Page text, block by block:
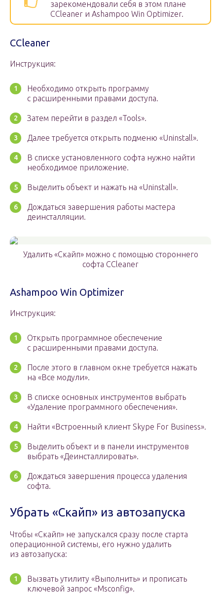
зарекомендовали себя в этом плане
CCleaner и Ashampoo Win Optimizer.
CCleaner
Инструкция:
Необходимо открыть программу
с расширенными правами доступа.
Затем перейти в раздел «Tools».
Далее требуется открыть подменю «Uninstall».
В списке установленного софта нужно найти
необходимое приложение.
Выделить объект и нажать на «Uninstall».
Дождаться завершения работы мастера
деинсталляции.
Удалить «Скайп» можно с помощью стороннего
софта CCleaner
Ashampoo Win Optimizer
Инструкция:
Открыть программное обеспечение
с расширенными правами доступа.
После этого в главном окне требуется нажать
на «Все модули».
В списке основных инструментов выбрать
«Удаление программного обеспечения».
Найти «Встроенный клиент Skype For Business».
Выделить объект и в панели инструментов
выбрать «Деинсталлировать».
Дождаться завершения процесса удаления
софта.
Убрать «Скайп» из автозапуска
Чтобы «Скайп» не запускался сразу после старта
операционной системы, его нужно удалить
из автозапуска:
Вызвать утилиту «Выполнить» и прописать
ключевой запрос «Msconfig».